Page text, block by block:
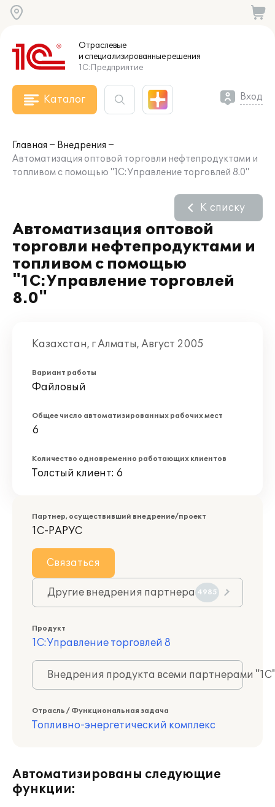
Отраслевые
и специализированныерешения
1С:Предприятие
Каталог Вход
Главная
Внедрения
Автоматизация оптовой торговли нефтепродуктами и
топливом с помощью "1С:Управление торговлей 8.0"
Автоматизация оптовой
торговли нефтепродуктами и
топливом с помощью
"1С:Управление торговлей
8.0"
К списку
Казахстан, г Алматы, Август 2005
Вариант работы
Файловый
Общее число автоматизированных рабочих мест
6
Количество одновременно работающих клиентов
Толстый клиент: 6
Партнер, осуществивший внедрение/проект
1С-РАРУС
Связаться
Другие внедрения партнера 4985
Продукт
1С:Управление торговлей 8
Внедрения продукта всеми партнерами
Отрасль / Функциональная задача
Топливно-энергетический комплекс
Автоматизированы следующие
функции: